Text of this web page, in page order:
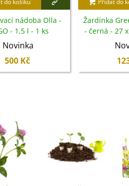
do košíku
nádoba Olla -
- 1,5 l - 1 ks
Novinka
500 Kč
Přidat do
Žardinka
- černá - 27